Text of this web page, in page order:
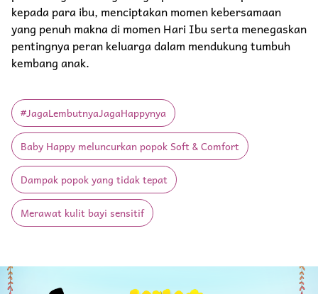
kepada para ibu, menciptakan momen kebersamaan
yang penuh makna di momen Hari Ibu serta menegaskan
pentingnya peran keluarga dalam mendukung tumbuh
kembang anak.
#JagaLembutnyaJagaHappynya
Baby Happy meluncurkan popok Soft & Comfort
Dampak popok yang tidak tepat
Merawat kulit bayi sensitif